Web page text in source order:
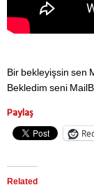
Bir bekleyişsin sen
Bekledim seni
Paylaş
Related